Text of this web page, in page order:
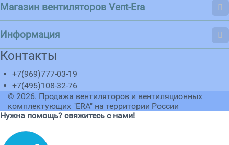
Магазин вентиляторов Vent-Era
Информация
Контакты
+7(969)777-03-19
+7(495)108-32-76
© 2026. Продажа вентиляторов и вентиляционных
комплектующих "ERA" на территории России
Нужна помощь? свяжитесь с нами!